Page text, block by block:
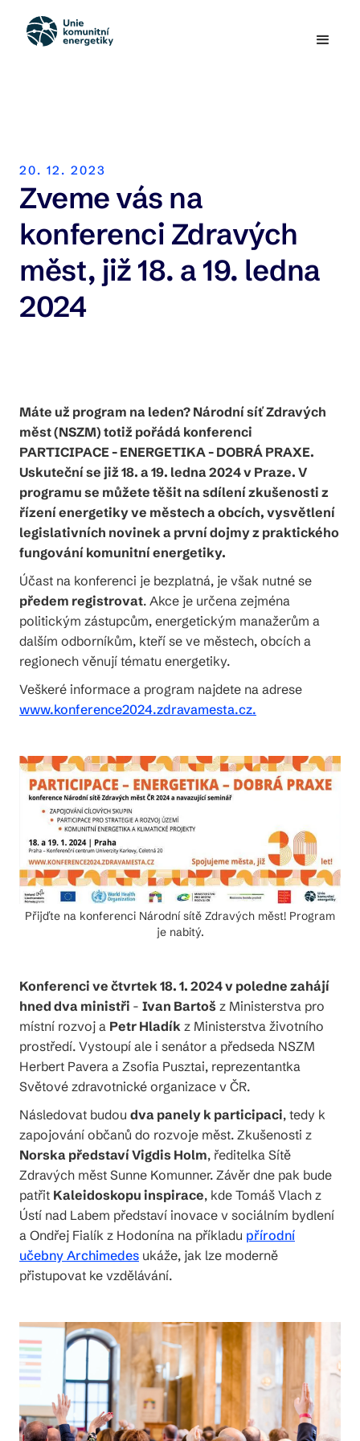
20. 12. 2023
Zveme vás na
konferenci Zdravých
měst, již 18. a 19. ledna
2024
Máte už program na leden? Národní síť Zdravých
měst (NSZM) totiž pořádá konferenci
PARTICIPACE - ENERGETIKA - DOBRÁ PRAXE.
Uskuteční se již 18. a 19. ledna 2024 v Praze. V
programu se můžete těšit na sdílení zkušenosti z
řízení energetiky ve městech a obcích, vysvětlení
legislativních novinek a první dojmy z praktického
fungování komunitní energetiky.
Účast na konferenci je bezplatná, je však nutné se
předem registrovat. Akce je určena zejména
politickým zástupcům, energetickým manažerům a
dalším odborníkům, kteří se ve městech, obcích a
regionech věnují tématu energetiky.
Veškeré informace a program najdete na adrese
www.konference2024.zdravamesta.cz.
Přijďte na konferenci Národní sítě Zdravých měst! Program
je nabitý.
Konferenci ve čtvrtek 18. 1. 2024 v poledne zahájí
hned dva ministři - Ivan Bartoš z Ministerstva pro
místní rozvoj a Petr Hladík z Ministerstva životního
prostředí. Vystoupí ale i senátor a předseda NSZM
Herbert Pavera a Zsofia Pusztai, reprezentantka
Světové zdravotnické organizace v ČR.
Následovat budou dva panely k participaci, tedy k
zapojování občanů do rozvoje měst. Zkušenosti z
Norska představí Vigdis Holm, ředitelka Sítě
Zdravých měst Sunne Komunner. Závěr dne pak bude
patřit Kaleidoskopu inspirace, kde Tomáš Vlach z
Ústí nad Labem představí inovace v sociálním bydlení
a Ondřej Fialík z Hodonína na příkladu přírodní
učebny Archimedes ukáže, jak lze moderně
přistupovat ke vzdělávání.